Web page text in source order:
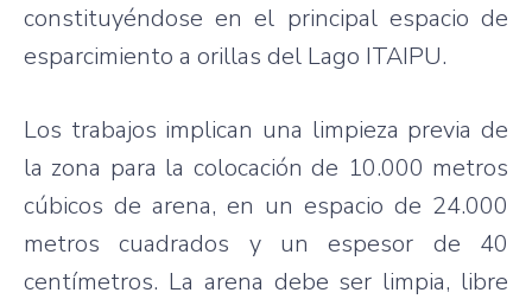
constituyéndose en el principal espacio de
esparcimiento a orillas del Lago ITAIPU.
Los trabajos implican una limpieza previa de
la zona para la colocación de 10.000 metros
cúbicos de arena, en un espacio de 24.000
metros cuadrados y un espesor de 40
centímetros. La arena debe ser limpia, libre